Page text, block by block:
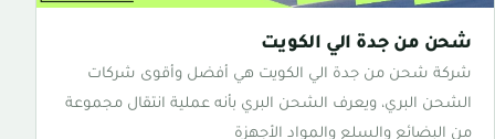
شحن من جدة الي الكويت
شركة شحن من جدة الي الكويت هي أفضل وأقوى شركات
الشحن البري، ويعرف الشحن البري بأنه عملية انتقال مجموعة
من البضائع والسلع والمواد الأجهزة